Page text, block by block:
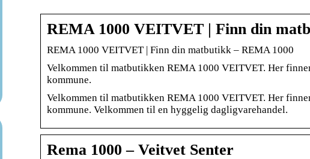
REMA 1000 VEITVET | Finn din
REMA 1000 VEITVET | Finn din matbutikk – REMA 1000
Velkommen til matbutikken REMA 1000 VEITVET. Her
kommune.
Velkommen til matbutikken REMA 1000 VEITVET. Her
kommune. Velkommen til en hyggelig dagligvarehandel.
Rema 1000 – Veitvet Senter